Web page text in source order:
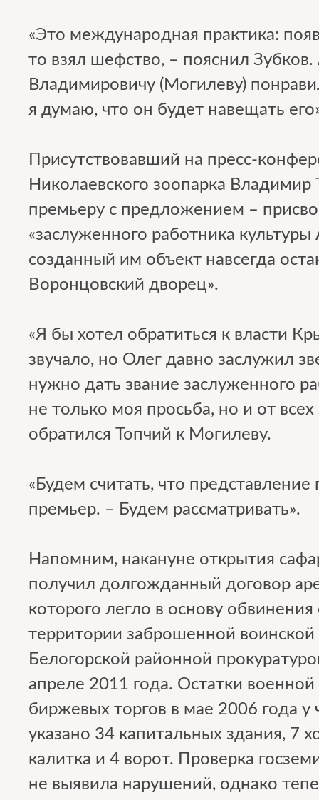
«Это международная практика:
то взял шефство, – пояснил
Владимировичу (Могилеву)
я думаю, что он будет навещать
Присутствовавший на пресс-
Николаевского зоопарка Владимир
премьеру с предложением –
«заслуженного работника культуры
созданный им объект навсегда
Воронцовский дворец».
«Я бы хотел обратиться к власти
звучало, но Олег давно заслужил
нужно дать звание заслуженного
не только моя просьба, но и от
обратился Топчий к Могилеву.
«Будем считать, что
премьер. – Будем рассматривать».
Напомним, накануне открытия
получил долгожданный договор
которого легло в основу обвинения
территории заброшенной воинской
Белогорской районной
апреле 2011 года. Остатки
биржевых торгов в мае 2006 года у
указано 34 капитальных здания, 7
калитка и 4 ворот. Проверка
не выявила нарушений, однако